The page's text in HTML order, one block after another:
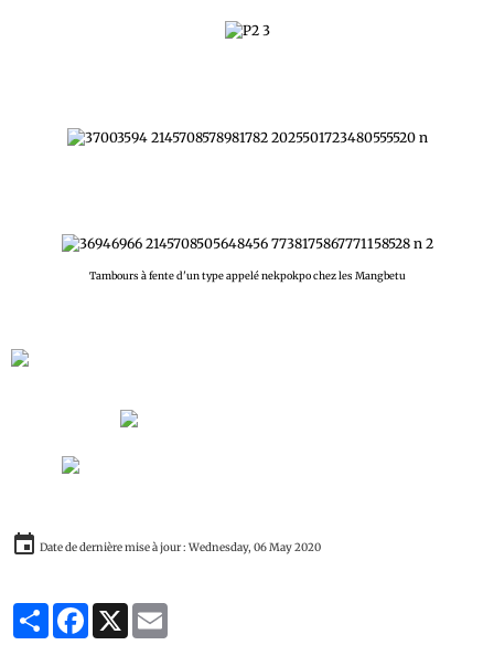
Tambours à fente d'un type appelé nekpokpo chez les Mangbetu
Date de dernière mise à jour : Wednesday, 06 May 2020
PartagerFacebook
X